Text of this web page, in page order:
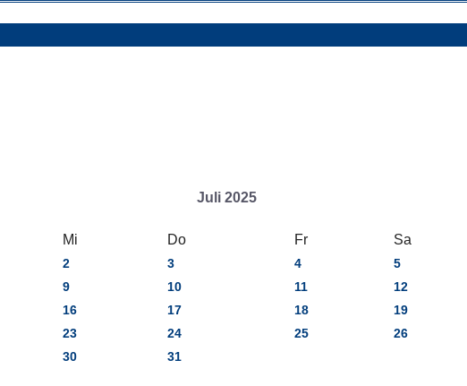
Juli 2025
Mi Do Fr Sa
2 3 4 5
9 10 11 12
16 17 18 19
23 24 25 26
30 31